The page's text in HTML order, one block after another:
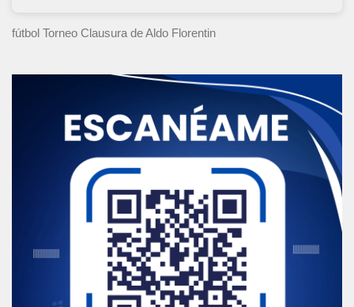
fútbol Torneo Clausura de Aldo Florentin